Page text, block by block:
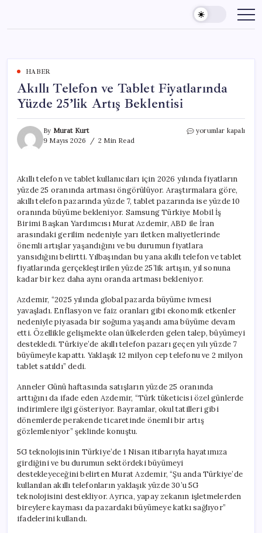
content
HABER
Akıllı Telefon ve Tablet Fiyatlarında
Yüzde 25’lik Artış Beklentisi
By Murat Kurt
9 Mayıs 2026
2 Min Read
Akıllı
Yüzde
25’lik
Artış
Beklentisi
için
yorumlar kapalı
Akıllı telefon ve tablet kullanıcıları için 2026 yılında fiyatların
yüzde 25 oranında artması öngörülüyor. Araştırmalara göre,
akıllı telefon pazarında yüzde 7, tablet pazarında ise yüzde 10
oranında büyüme bekleniyor. Samsung Türkiye Mobil İş
Birimi Başkan Yardımcısı Murat Azdemir, ABD ile İran
arasındaki gerilim nedeniyle yarı iletken maliyetlerinde
önemli artışlar yaşandığını ve bu durumun fiyatlara
yansıdığını belirtti. Yılbaşından bu yana akıllı telefon ve tablet
fiyatlarında gerçekleştirilen yüzde 25’lik artışın, yıl sonuna
kadar bir kez daha aynı oranda artması bekleniyor.
Azdemir, “2025 yılında global pazarda büyüme ivmesi
yavaşladı. Enflasyon ve faiz oranları gibi ekonomik etkenler
nedeniyle piyasada bir soğuma yaşandı ama büyüme devam
etti. Özellikle gelişmekte olan ülkelerden gelen talep, büyümeyi
destekledi. Türkiye’de akıllı telefon pazarı geçen yılı yüzde 7
büyümeyle kapattı. Yaklaşık 12 milyon cep telefonu ve 2 milyon
tablet satıldı” dedi.
Anneler Günü haftasında satışların yüzde 25 oranında
arttığını da ifade eden Azdemir, “Türk tüketicisi özel günlerde
indirimlere ilgi gösteriyor. Bayramlar, okul tatilleri gibi
dönemlerde perakende ticaretinde önemli bir artış
gözlemleniyor” şeklinde konuştu.
5G teknolojisinin Türkiye’de 1 Nisan itibarıyla hayatımıza
girdiğini ve bu durumun sektördeki büyümeyi
destekleyeceğini belirten Murat Azdemir, “Şu anda Türkiye’de
kullanılan akıllı telefonların yaklaşık yüzde 30’u 5G
teknolojisini destekliyor. Ayrıca, yapay zekanın işletmelerden
bireylere kayması da pazardaki büyümeye katkı sağlıyor”
ifadelerini kullandı.